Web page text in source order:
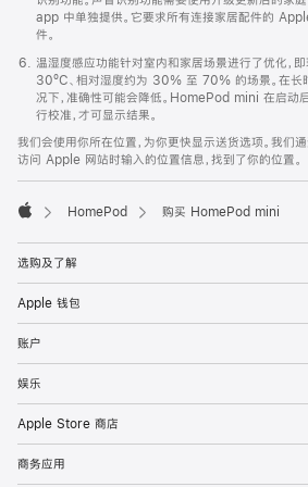
app 中单独提供。它要求所有连接家居配件的
件。
温湿度感应功能针对室内和家居场景进行了优化，
30ºC、相对湿度约为 30% 至 70% 的场景。在长
况下，准确性可能会降低。HomePod mini 在启动
行校准，才可显示结果。
我们会使用你所在位置，为你更快显示送货选项。我们
访问 Apple 网站时输入的位置信息，找到了你的位置。
HomePod 购买 HomePod mini
选购及了解
Apple 钱包
账户
娱乐
Apple Store 商店
商务应用